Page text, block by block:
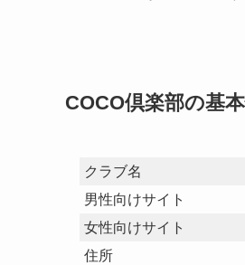
COCO倶楽部の基
クラブ名
男性向けサイト
女性向けサイト
住所